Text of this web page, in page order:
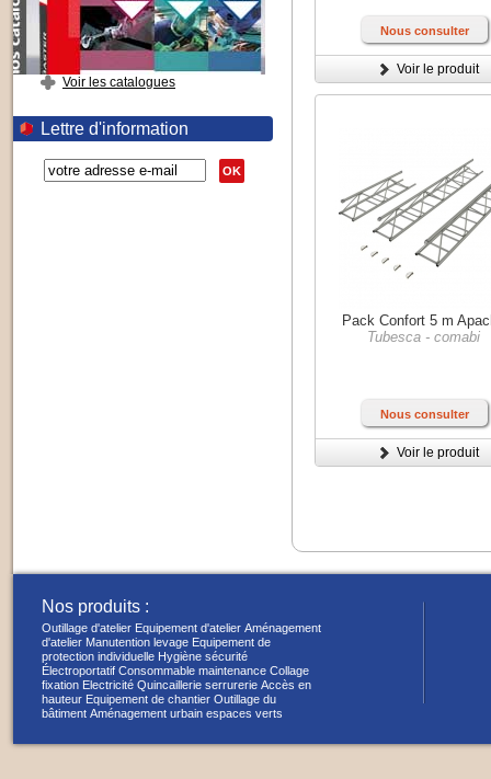
Voir les catalogues
Lettre d'information
OK
Nous consulter
Voir le produit
Pack Confort 5 m
Tubesca - comabi
Nous consulter
Voir le produit
Nos produits :
Outillage d'atelier Equipement d'atelier Aménagement
d'atelier Manutention levage Equipement de
protection individuelle Hygiène sécurité
Électroportatif Consommable maintenance Collage
fixation Electricité Quincaillerie serrurerie Accès en
hauteur Equipement de chantier Outillage du
bâtiment Aménagement urbain espaces verts